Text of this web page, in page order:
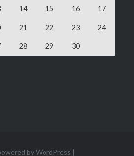
14 15 16 17
21 22 23 24
28 29
30
by WordPress |